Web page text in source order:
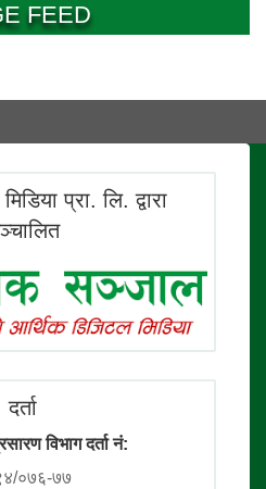
FEED
प्रा. लि. द्वारा
दर्ता
विभाग दर्ता नं:
०७६-७७